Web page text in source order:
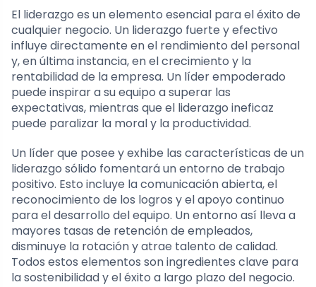
El liderazgo es un elemento esencial para el éxito de
cualquier negocio. Un liderazgo fuerte y efectivo
influye directamente en el rendimiento del personal
y, en última instancia, en el crecimiento y la
rentabilidad de la empresa. Un líder empoderado
puede inspirar a su equipo a superar las
expectativas, mientras que el liderazgo ineficaz
puede paralizar la moral y la productividad.
Un líder que posee y exhibe las características de un
liderazgo sólido fomentará un entorno de trabajo
positivo. Esto incluye la comunicación abierta, el
reconocimiento de los logros y el apoyo continuo
para el desarrollo del equipo. Un entorno así lleva a
mayores tasas de retención de empleados,
disminuye la rotación y atrae talento de calidad.
Todos estos elementos son ingredientes clave para
la sostenibilidad y el éxito a largo plazo del negocio.